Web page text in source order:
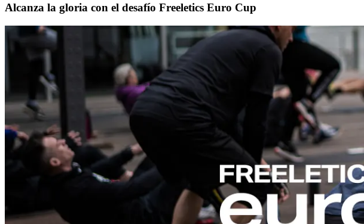
Alcanza la gloria con el desafío Freeletics Euro Cup